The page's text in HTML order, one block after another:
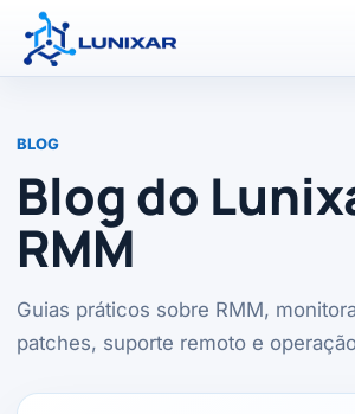
BLOG
Blog do
RMM
Guias práticos sobre RMM,
patches, suporte remoto e